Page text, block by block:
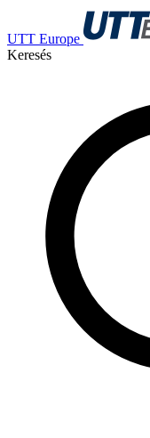
UTT Europe
Keresés